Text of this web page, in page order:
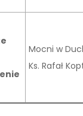
Mocni w
Ks. Rafał